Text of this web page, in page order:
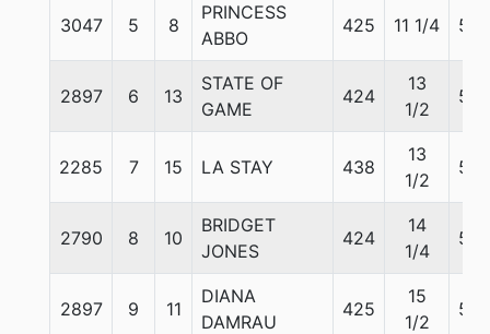
3047 5 8
PRINCESS
ABBO
425 11 1/4 55
2897 6 13
STATE OF
GAME
424
13
1/2
55
2285 7 15 LA STAY 438
13
1/2
55
2790 8 10
BRIDGET
JONES
424
14
1/4
55
2897 9 11
DIANA
DAMRAU
425
15
1/2
55